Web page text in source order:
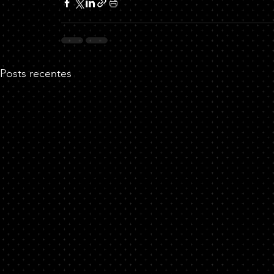
Posts recentes